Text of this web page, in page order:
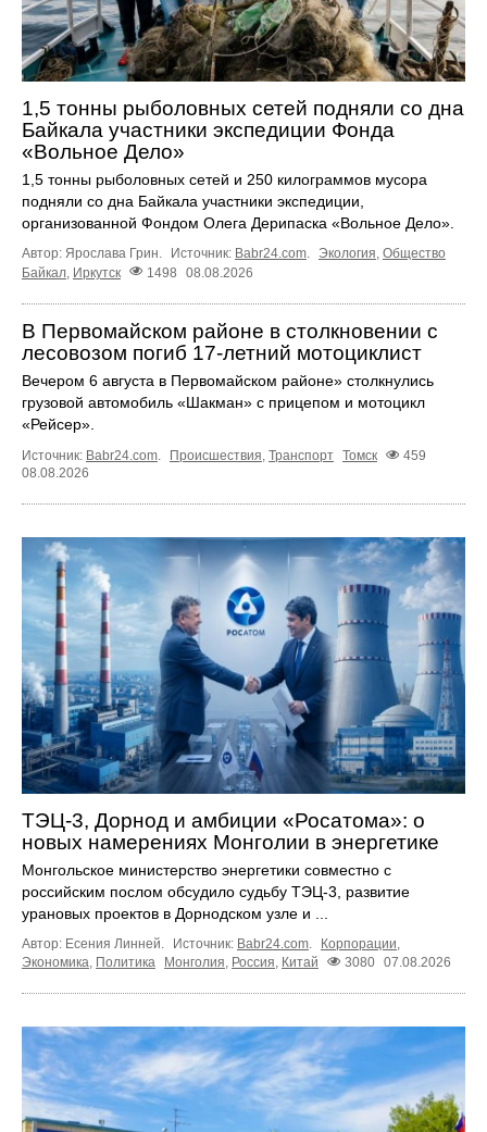
1,5 тонны рыболовных сетей подняли со дна
Байкала участники экспедиции Фонда
«Вольное Дело»
1,5 тонны рыболовных сетей и 250 килограммов мусора
подняли со дна Байкала участники экспедиции,
организованной Фондом Олега Дерипаска «Вольное Дело».
Автор: Ярослава Грин. Источник: Babr24.com. Экология, Общество
Байкал Иркутск 1498 08.08.2026
В Первомайском районе в столкновении с
лесовозом погиб 17-летний мотоциклист
Вечером 6 августа в Первомайском районе» столкнулись
грузовой автомобиль «Шакман» с прицепом и мотоцикл
«Рейсер».
Источник: Babr24.com Происшествия Транспорт Томск
459
08.08.2026
ТЭЦ-3, Дорнод и амбиции «Росатома»: о
новых намерениях Монголии в энергетике
Монгольское министерство энергетики совместно с
российским послом обсудило судьбу ТЭЦ‑3, развитие
урановых проектов в Дорнодском узле и ...
Автор: Есения Линней. Источник: Babr24.com. Корпорации,
Экономика, Политика Монголия, Россия, Китай 3080 07.08.2026